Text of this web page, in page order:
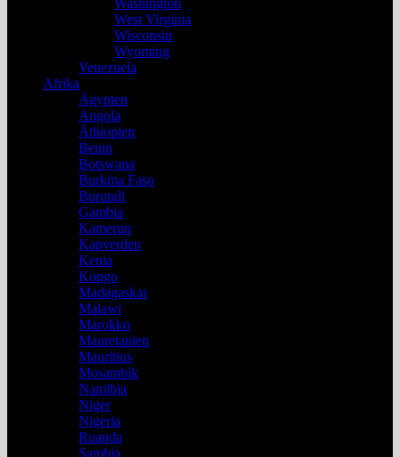
Washington
West Virginia
Wisconsin
Wyoming
Venezuela
Afrika
Ägypten
Angola
Äthiopien
Benin
Botswana
Burkina Faso
Burundi
Gambia
Kamerun
Kapverden
Kenia
Kongo
Madagaskar
Malawi
Marokko
Mauretanien
Mauritius
Mosambik
Namibia
Niger
Nigeria
Ruanda
Sambia